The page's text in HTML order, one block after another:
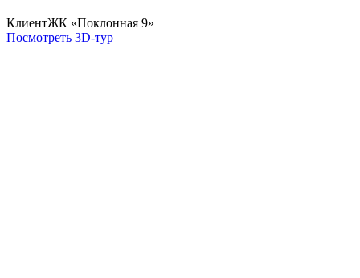
КлиентЖК «Поклонная 9»
Посмотреть 3D-тур